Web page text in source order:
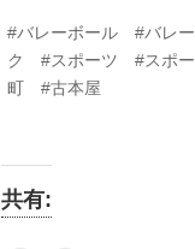
#バレーボール #バレ
ク #スポーツ #スポー
町 #古本屋
共有: